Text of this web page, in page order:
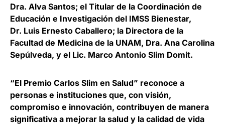
Dra. Alva Santos; el Titular de la Coordinación de
Educación e Investigación del IMSS Bienestar,
Dr. Luis Ernesto Caballero; la Directora de la
Facultad de Medicina de la UNAM, Dra. Ana Carolina
Sepúlveda, y el Lic. Marco Antonio Slim Domit.
“El Premio Carlos Slim en Salud” reconoce a
personas e instituciones que, con visión,
compromiso e innovación, contribuyen de manera
significativa a mejorar la salud y la calidad de vida